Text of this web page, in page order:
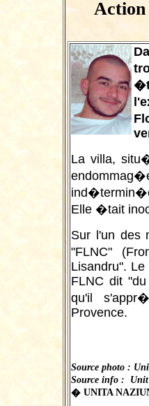
La villa,
Elle �tait
Sur l'un des
"FLNC"
Lisandru".
FLNC dit
qu'il
Provence.
Source photo :
Source info :
� UNITA